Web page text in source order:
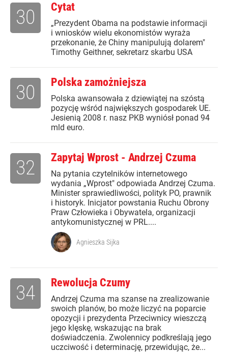
Cytat
„Prezydent Obama na podstawie informacji
i wniosków wielu ekonomistów wyraża
przekonanie, że Chiny manipulują dolarem"
Timothy Geithner, sekretarz skarbu USA
30
Polska zamożniejsza
Polska awansowała z dziewiątej na szóstą
pozycję wśród największych gospodarek UE.
Jesienią 2008 r. nasz PKB wyniósł ponad 94
mld euro.
30
Zapytaj Wprost - Andrzej Czuma
Na pytania czytelników internetowego
wydania „Wprost" odpowiada Andrzej Czuma.
Minister sprawiedliwości, polityk PO, prawnik
i historyk. Inicjator powstania Ruchu Obrony
Praw Człowieka i Obywatela, organizacji
antykomunistycznej w PRL....
32
Agnieszka Sijka
Rewolucja Czumy
Andrzej Czuma ma szanse na zrealizowanie
swoich planów, bo może liczyć na poparcie
opozycji i prezydenta Przeciwnicy wieszczą
jego klęskę, wskazując na brak
doświadczenia. Zwolennicy podkreślają jego
uczciwość i determinację, przewidując, że...
34